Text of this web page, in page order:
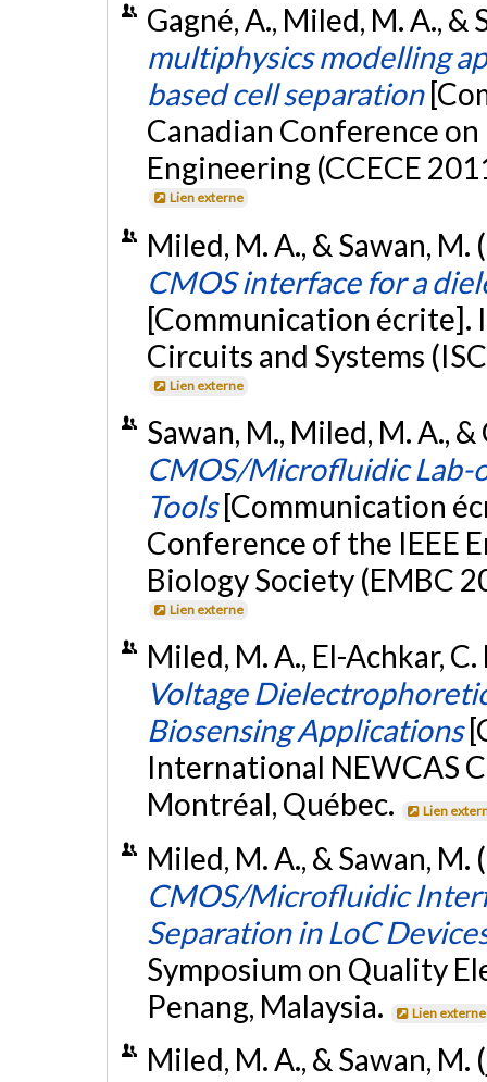
Gagné, A., Miled, M. A.,
multiphysics modelling
based cell separation
Canadian Conference
Engineering (CCECE
Lien externe
Miled, M. A., & Sawan,
CMOS interface for a
[Communication écrite].
Circuits and Systems
Lien externe
Sawan, M., Miled, M. A.,
CMOS/Microfluidic Lab-
Tools [Communication
Conference of the IEEE
Biology Society (EMBC
Lien externe
Miled, M. A., El-Achkar,
Voltage
Biosensing Applications
International NEWCAS
Montréal, Québec.
Lien
Miled, M. A., & Sawan,
CMOS/Microfluidic
Separation in LoC
Symposium on Quality
Penang, Malaysia.
Lien externe
Miled, M. A., & Sawan,